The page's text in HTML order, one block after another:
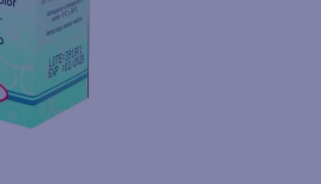
frijoles